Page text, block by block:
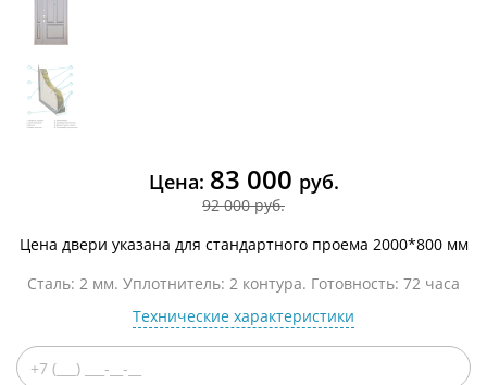
Цена: 83 000 руб.
92 000 руб.
Цена двери указана для стандартного проема 2000*800 мм
Сталь: 2 мм. Уплотнитель: 2 контура. Готовность: 72 часа
Технические характеристики